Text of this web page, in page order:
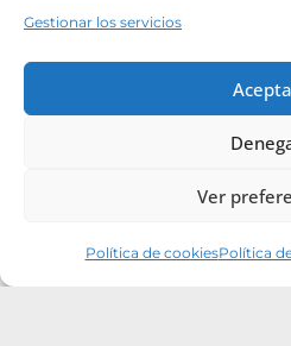
Gestionar los servicios
Ver
Política de cookiesPolítica
List Title #3
Instagram
Camino Puertas Maderas y
Todos los